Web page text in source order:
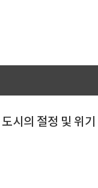
시의 절정 및 위기